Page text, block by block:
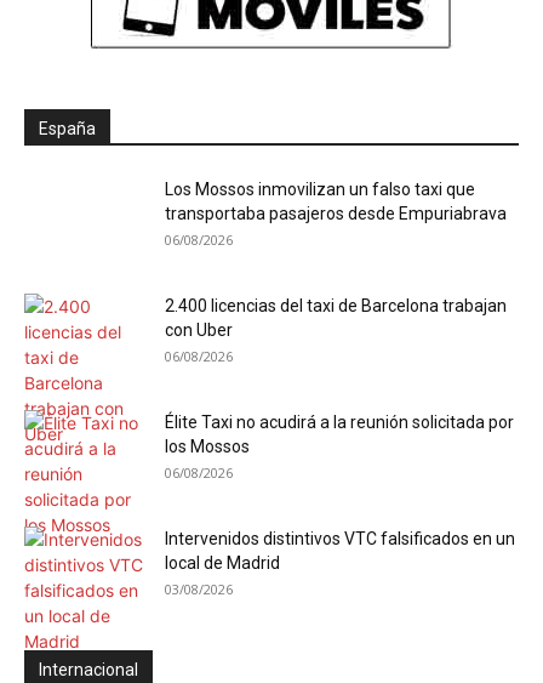
España
Los Mossos inmovilizan un falso taxi que
transportaba pasajeros desde Empuriabrava
06/08/2026
2.400 licencias del taxi de Barcelona trabajan
con Uber
06/08/2026
Élite Taxi no acudirá a la reunión solicitada por
los Mossos
06/08/2026
Intervenidos distintivos VTC falsificados en un
local de Madrid
03/08/2026
Internacional